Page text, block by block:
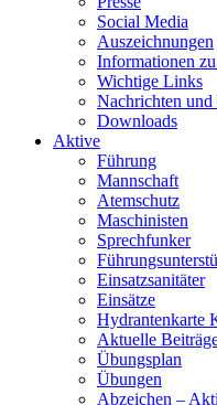
Social Media
Auszeichnungen
Informationen
Wichtige Links
Nachrichten und
Downloads
Aktive
Führung
Mannschaft
Atemschutz
Maschinisten
Sprechfunker
Einsatzsanitäter
Einsätze
Hydrantenkarte
Aktuelle
Übungsplan
Übungen
Abzeichen –